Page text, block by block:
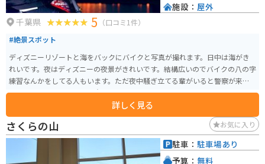
千葉県 5 （口コミ1件）
#絶景スポット
ディズニーリゾートと海をバックにバイクと写真が撮れます。日中は海がき
れいです。夜はディズニーの夜景がきれいです。結構広いのでバイクの八の字
練習なんかをしてる人もいます。ただ夜中騒ぎ立てる輩がいると警察が来る
こともあるのでそこだけ注意です
詳しく見る
施設： 屋外
さくらの山 お気に入り
駐車： 駐車場あり
予算： 無料